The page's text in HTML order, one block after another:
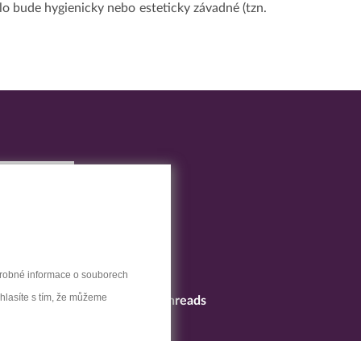
informace o souborech
s tím, že můžeme
bude hygienicky nebo esteticky závadné (tzn.
LinkedIn Threads